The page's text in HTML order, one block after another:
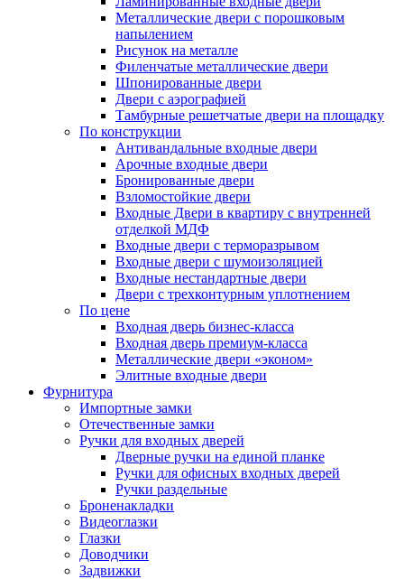
Металлические двери с порошковым
напылением
Рисунок на металле
Филенчатые металлические двери
Шпонированные двери
Двери с аэрографией
Тамбурные решетчатые двери на площадку
По конструкции
Антивандальные входные двери
Арочные входные двери
Бронированные двери
Взломостойкие двери
Входные Двери в квартиру с внутренней
отделкой МДФ
Входные двери с терморазрывом
Входные двери с шумоизоляцией
Входные нестандартные двери
Двери с трехконтурным уплотнением
По цене
Входная дверь бизнес-класса
Входная дверь премиум-класса
Металлические двери «эконом»
Элитные входные двери
Фурнитура
Импортные замки
Отечественные замки
Ручки для входных дверей
Дверные ручки на единой планке
Ручки для офисных входных дверей
Ручки раздельные
Броненакладки
Видеоглазки
Глазки
Доводчики
Задвижки